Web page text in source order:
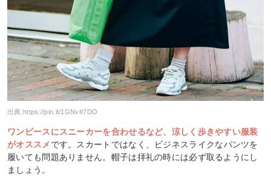
出典: https://pin.it/1GNvIt7DO
ワンピースにスニーカーを合わせるなど、涼しく歩きやすい服装
がオススメ です。スカートではなく、ビジネスライクなパンツを
履いても問題ありません。帽子は拝礼の時には必ず取るようにし
ましょう。